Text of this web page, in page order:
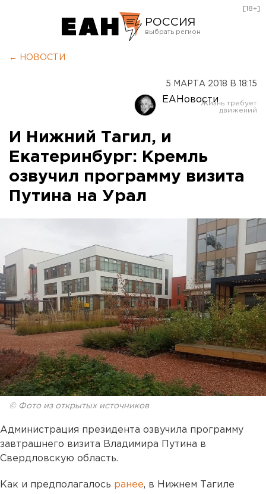
РОССИЯ
Оренбург
[18+]
← НОВОСТИ
5 МАРТА 2018 В 18:15
ЕАНовости
И Нижний Тагил, и
Екатеринбург: Кремль
озвучил программу визита
Путина на Урал
© Фото из открытых источников
Администрация президента озвучила программу
завтрашнего визита Владимира Путина в
Свердловскую область.
Как и предполагалось ранее, в Нижнем Тагиле